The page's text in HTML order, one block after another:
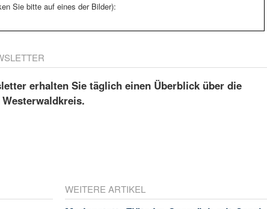
Sie bitte auf eines der Bilder):
erhalten Sie täglich einen Überblick über die
WEITERE ARTIKEL